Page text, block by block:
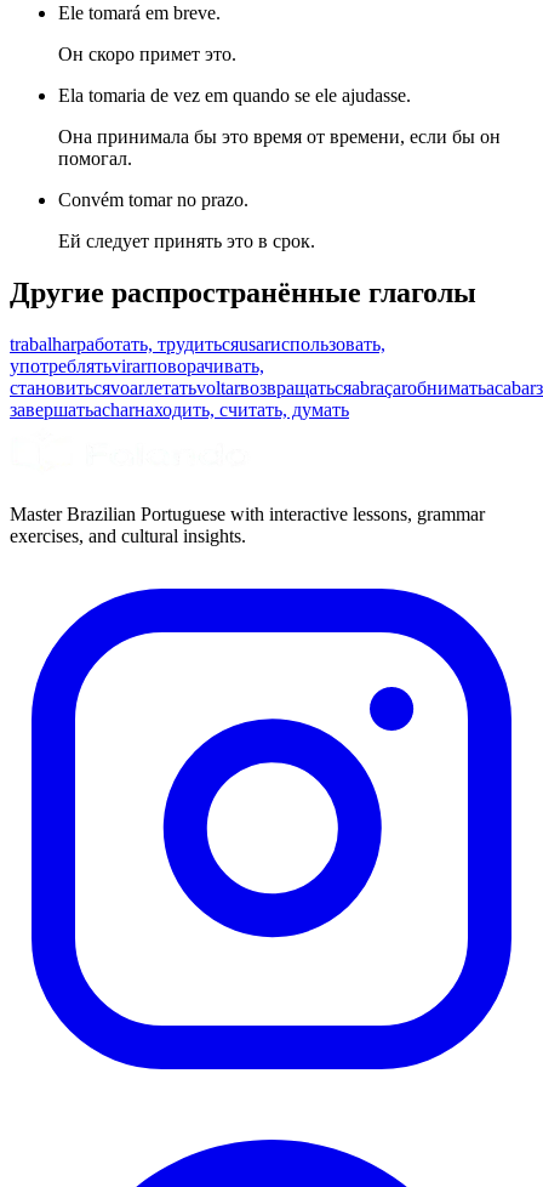
Ele tomará em breve.
Он скоро примет это.
Ela tomaria de vez em quando se ele ajudasse.
Она принимала бы это время от времени, если бы он
помогал.
Convém tomar no prazo.
Ей следует принять это в срок.
Другие распространённые глаголы
trabalharработать, трудитьсяusarиспользовать,
употреблятьvirarповорачивать,
становитьсяvoarлетатьvoltarвозвращатьсяabraçarобниматьacabar
завершатьacharнаходить, считать, думать
Master Brazilian Portuguese with interactive lessons, grammar
exercises, and cultural insights.